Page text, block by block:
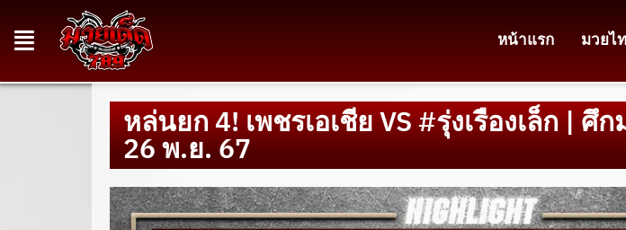
หน้าแรก มวยไ
หล่นยก 4! เพชรเอเชีย VS #รุ่งเรืองเล็ก |
26 พ.ย. 67